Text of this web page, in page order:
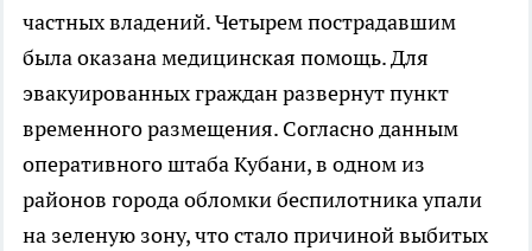
частных владений. Четырем пострадавшим
была оказана медицинская помощь. Для
эвакуированных граждан развернут пункт
временного размещения. Согласно данным
оперативного штаба Кубани, в одном из
районов города обломки беспилотника упали
на зеленую зону, что стало причиной выбитых